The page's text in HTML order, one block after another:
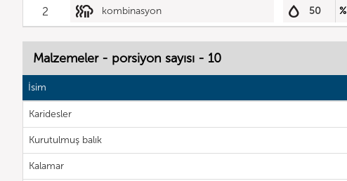
2 kombinasyon 50 %
Malzemeler - porsiyon sayısı - 10
İsim
Karidesler
Kurutulmuş balık
Kalamar